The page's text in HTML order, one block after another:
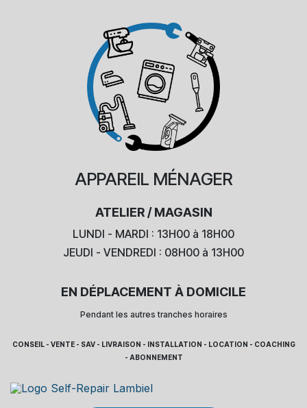
APPAREIL MÉNAGER
ATELIER / MAGASIN
LUNDI - MARDI : 13H00 à 18H00
JEUDI - VENDREDI : 08H00 à 13H00
EN DÉPLACEMENT À DOMICILE
Pendant les autres tranches horaires
CONSEIL - VENTE - SAV - LIVRAISON - INSTALLATION - LOCATION - COACHING
- ABONNEMENT